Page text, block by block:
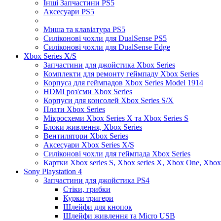
Інші Запчастини PS5
Аксесуари PS5
Миша та клавіатура PS5
Силіконові чохли для DualSense PS5
Силіконові чохли для DualSense Edge
Xbox Series X/S
Запчастини для джойстика Xbox Series
Комплекти для ремонту геймпаду Xbox Series
Корпуса для геймпадов Xbox Series Model 1914
HDMI роз'єми Xbox Series
Корпуси для консолей Xbox Series S/X
Плати Xbox Series
Мікросхеми Xbox Series X та Xbox Series S
Блоки живлення, Xbox Series
Вентилятори Xbox Series
Аксесуари Xbox Series X/S
Силіконові чохли для геймпада Xbox Series
Картки Xbox series S, Xbox series X, Xbox One,
Sony Playstation 4
Запчастини для джойстика PS4
Стіки, грибки
Курки тригери
Шлейфи для кнопок
Шлейфи живлення та Micro USB